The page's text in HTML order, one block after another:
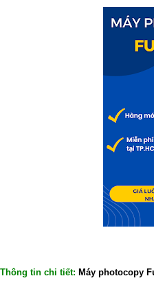
Thông tin chi tiết: Máy photocopy